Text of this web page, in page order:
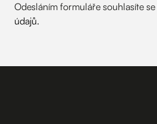
Odesláním formuláře souhlasíte se
údajů.